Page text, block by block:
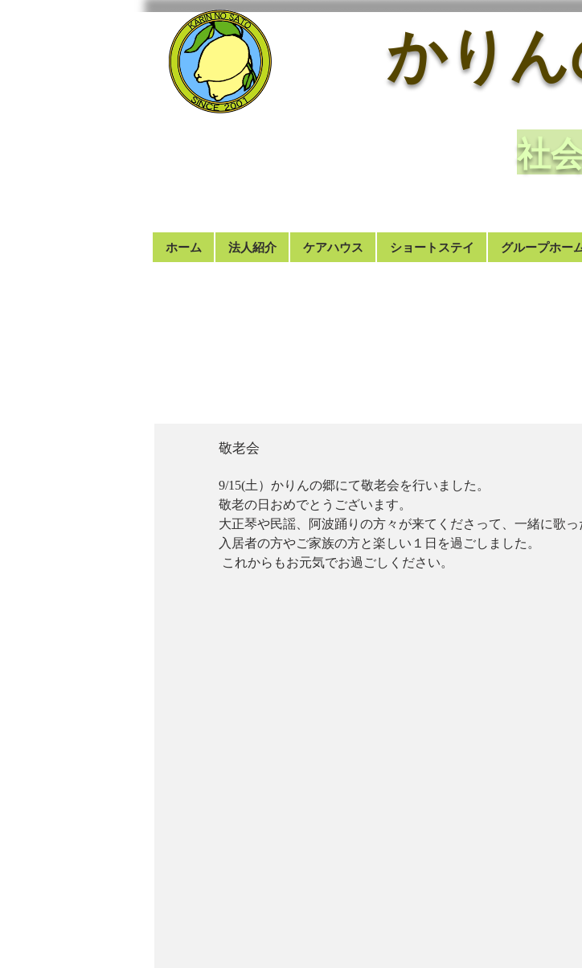
かり
社
ホーム 法人紹介 ケアハウス ショートステイ グループホー
敬老会
9/15(土）かりんの郷にて敬老会を行いました。
敬老の日おめでとうございます。
大正琴や民謡、阿波踊りの方々が来てくださって、一緒に歌
入居者の方やご家族の方と楽しい１日を過ごしました。
これからもお元気でお過ごしください。